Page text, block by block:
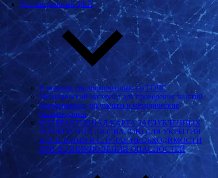
Дистанционный УКП
В помощь уполномоченным по ГОЧС
Методический материал для проведения занятий
Нормативные документы и методические
рекомендации
ИНТЕРАКТИВНАЯ КАРТА ЗАГЛУБЛЕННЫХ
ПОМЕЩЕНИЙ (ПОДВАЛОВ) ДЛЯ УКРЫТИЯ
НАСЕЛЕНИЯ В СЛУЧАЕ НЕОБХОДИМОСТИ
ПРИ ВОЗНИКНОВЕНИИ ОПАСНОСТЕЙ